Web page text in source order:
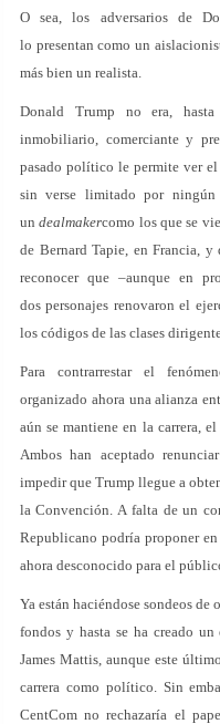
O sea, los adversarios de
lo presentan como un
más bien un realista.
Donald Trump no era,
inmobiliario, comerciante y
pasado político le permite ver
sin verse limitado por ningún
undealmakercomo los que se
de Bernard Tapie, en Francia,
reconocer que –aunque en
dos personajes renovaron el
los códigos de las clases
Para contrarrestar el
organizado ahora una alianza
aún se mantiene en la carrera,
Ambos han aceptado
impedir que Trump llegue a
la Convención. A falta de un
Republicano podría proponer
ahora desconocido para el
Ya están haciéndose sondeos
fondos y hasta se ha creado
James Mattis, aunque este
carrera como político. Sin
CentCom no rechazaría el